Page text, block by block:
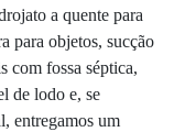
a quente para
para objetos, sucção
com fossa séptica,
de lodo e, se
entregamos um